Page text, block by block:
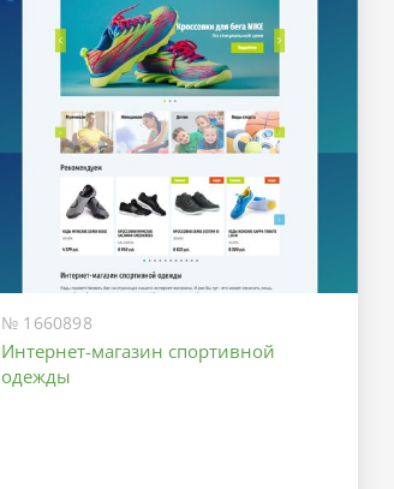
№ 1660898
Интернет-магазин спортивной
одежды